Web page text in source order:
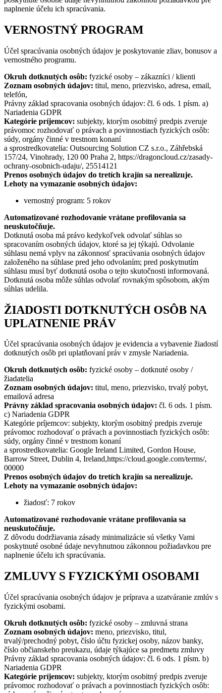
naplnenie účelu ich spracúvania.
VERNOSTNÝ PROGRAM
Účel spracúvania osobných údajov je poskytovanie zliav, bonusov a
vernostného programu.
Okruh dotknutých osôb: fyzické osoby – zákazníci / klienti
Zoznam osobných údajov: titul, meno, priezvisko, adresa, email,
telefón,
Právny základ spracovania osobných údajov: čl. 6 ods. 1 písm. a)
Nariadenia GDPR
Kategórie príjemcov: subjekty, ktorým osobitný predpis zveruje
právomoc rozhodovať o právach a povinnostiach fyzických osôb:
súdy, orgány činné v trestnom konaní
a sprostredkovatelia: Outsourcing Solution CZ s.r.o., Záhřebská
157/24, Vinohrady, 120 00 Praha 2, https://dragoncloud.cz/zasady-
ochrany-osobnich-udaju/, 25514121
Prenos osobných údajov do tretích krajín sa nerealizuje.
Lehoty na vymazanie osobných údajov:
vernostný program: 5 rokov
Automatizované rozhodovanie vrátane profilovania sa
neuskutočňuje.
Dotknutá osoba má právo kedykoľvek odvolať súhlas so
spracovaním osobných údajov, ktoré sa jej týkajú. Odvolanie
súhlasu nemá vplyv na zákonnosť spracúvania osobných údajov
založeného na súhlase pred jeho odvolaním; pred poskytnutím
súhlasu musí byť dotknutá osoba o tejto skutočnosti informovaná.
Dotknutá osoba môže súhlas odvolať rovnakým spôsobom, akým
súhlas udelila.
ŽIADOSTI DOTKNUTÝCH OSÔB NA
UPLATNENIE PRÁV
Účel spracúvania osobných údajov je evidencia a vybavenie žiadostí
dotknutých osôb pri uplatňovaní práv v zmysle Nariadenia.
Okruh dotknutých osôb: fyzické osoby – dotknuté osoby /
žiadatelia
Zoznam osobných údajov: titul, meno, priezvisko, trvalý pobyt,
emailová adresa
Právny základ spracovania osobných údajov: čl. 6 ods. 1 písm.
c) Nariadenia GDPR
Kategórie príjemcov: subjekty, ktorým osobitný predpis zveruje
právomoc rozhodovať o právach a povinnostiach fyzických osôb:
súdy, orgány činné v trestnom konaní
a sprostredkovatelia: Google Ireland Limited, Gordon House,
Barrow Street, Dublin 4, Ireland,https://cloud.google.com/terms/,
00000
Prenos osobných údajov do tretích krajín sa nerealizuje.
Lehoty na vymazanie osobných údajov:
žiadosť: 7 rokov
Automatizované rozhodovanie vrátane profilovania sa
neuskutočňuje.
Z dôvodu dodržiavania zásady minimalizácie sú všetky Vami
poskytnuté osobné údaje nevyhnutnou zákonnou požiadavkou pre
naplnenie účelu ich spracúvania.
ZMLUVY S FYZICKÝMI OSOBAMI
Účel spracúvania osobných údajov je príprava a uzatváranie zmlúv s
fyzickými osobami.
Okruh dotknutých osôb: fyzické osoby – zmluvná strana
Zoznam osobných údajov: meno, priezvisko, titul,
trvalý/prechodný pobyt, číslo účtu fyzickej osoby, názov banky,
číslo občianskeho preukazu, údaje týkajúce sa predmetu zmluvy
Právny základ spracovania osobných údajov: čl. 6 ods. 1 písm. b)
Nariadenia GDPR
Kategórie príjemcov: subjekty, ktorým osobitný predpis zveruje
právomoc rozhodovať o právach a povinnostiach fyzických osôb: